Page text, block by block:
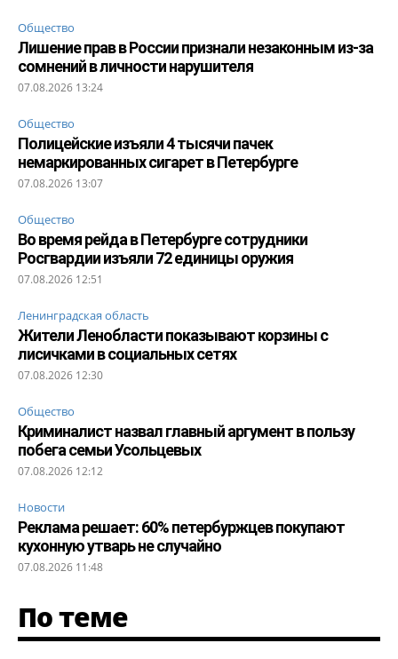
Общество
Лишение прав в России признали незаконным из-за
сомнений в личности нарушителя
07.08.2026 13:24
Общество
Полицейские изъяли 4 тысячи пачек
немаркированных сигарет в Петербурге
07.08.2026 13:07
Общество
Во время рейда в Петербурге сотрудники
Росгвардии изъяли 72 единицы оружия
07.08.2026 12:51
Ленинградская область
Жители Ленобласти показывают корзины с
лисичками в социальных сетях
07.08.2026 12:30
Общество
Криминалист назвал главный аргумент в пользу
побега семьи Усольцевых
07.08.2026 12:12
Новости
Реклама решает: 60% петербуржцев покупают
кухонную утварь не случайно
07.08.2026 11:48
По теме